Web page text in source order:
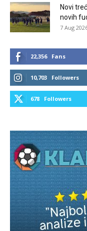
Novi
novih
7 Aug
22,356 Fans
10,703 Followers
678 Followers